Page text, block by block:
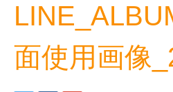
面使用画像